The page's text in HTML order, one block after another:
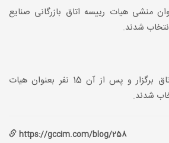
منشی هیات رییسه اتاق بازرگانی صنایع
شدند.
11 اسفند ماه انتخابات اتاق برگزار و پس از آن 15 نفر بعنوان هیات
شدند.
https://gccim.com/blog/258